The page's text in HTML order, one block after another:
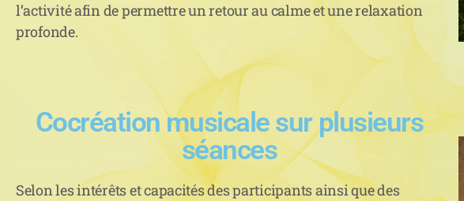
l’activité afin de permettre un retour au calme et une relaxation
profonde.
Cocréation musicale sur plusieurs
séances
Selon les intérêts et capacités des participants ainsi que des